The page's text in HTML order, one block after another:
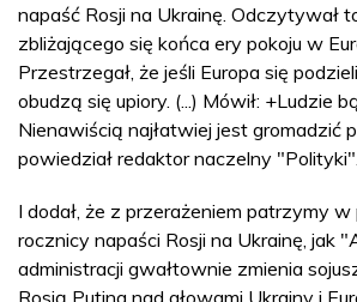
napaść Rosji na Ukrainę. Odczytywał
zbliżającego się końca ery pokoju w
Przestrzegał, że jeśli Europa się
obudzą się upiory. (...) Mówił: +Ludzie
Nienawiścią najłatwiej jest gromadzić
powiedział redaktor naczelny "Polityki".
I dodał, że z przerażeniem patrzymy
rocznicy napaści Rosji na Ukrainę, jak
administracji gwałtownie zmienia